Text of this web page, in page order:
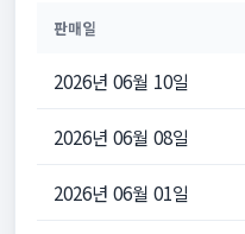
판매일
2026년 06월 10일
2026년 06월 08일
2026년 06월 01일